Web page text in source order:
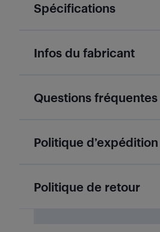
Spécifications
Infos du fabricant
Questions fréquentes
Politique d’expédition
Politique de retour